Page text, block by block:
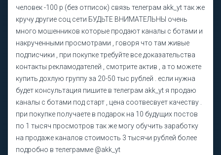
человек -100 р (без отписок) связь телеграм akk_yt так же
кручу другие соц сети БУДЬТЕ ВНИМАТЕЛЬНЫ очень
много мошенников которые продают каналы с ботами и
накрученными просмотрами , говоря что там живые
подписчики , при покупке требуйте все доказательства
контакты рекламодателей , смотрите актив , а то можете
купить дохлую группу за 20-50 тыс рублей . если нужна
будет консультация пишите в телеграм akk_yt я продаю
каналы с ботами под старт , цена соотвесвует качеству .
при покупке получаете в подарок на 10 будущих постов
по 1 тысяч просмотров так же могу обучить заработку
на продаже каналов стоимость 3 тысячи рублей более
подробно в телеграмме @akk_yt